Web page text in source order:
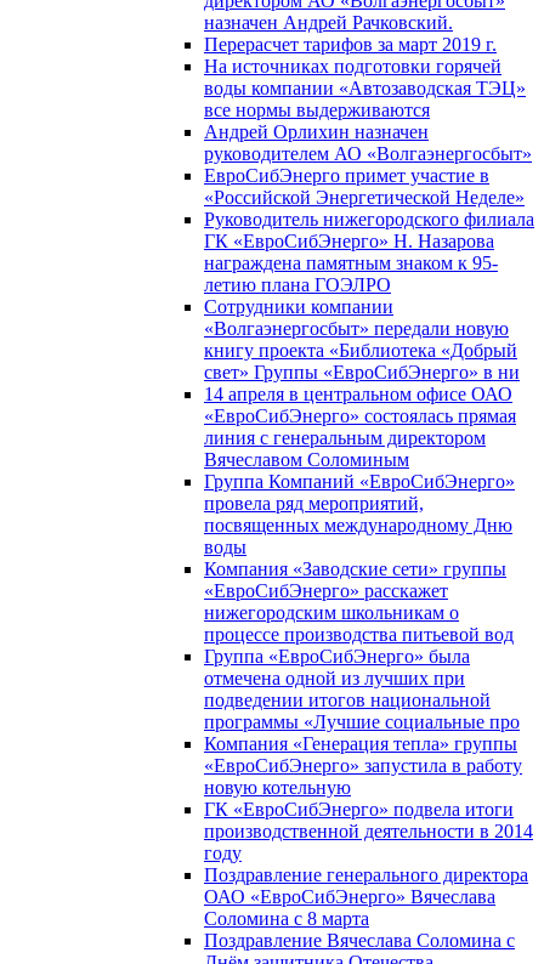
назначен Андрей Рачковский.
Перерасчет тарифов за март 2019 г.
На источниках подготовки горячей
воды компании «Автозаводская ТЭЦ»
все нормы выдерживаются
Андрей Орлихин назначен
руководителем АО «Волгаэнергосбыт»
ЕвроСибЭнерго примет участие в
«Российской Энергетической Неделе»
Руководитель нижегородского филиала
ГК «ЕвроСибЭнерго» Н. Назарова
награждена памятным знаком к 95-
летию плана ГОЭЛРО
Сотрудники компании
«Волгаэнергосбыт» передали новую
книгу проекта «Библиотека «Добрый
свет» Группы «ЕвроСибЭнерго» в ни
14 апреля в центральном офисе ОАО
«ЕвроСибЭнерго» состоялась прямая
линия с генеральным директором
Вячеславом Соломиным
Группа Компаний «ЕвроСибЭнерго»
провела ряд мероприятий,
посвященных международному Дню
воды
Компания «Заводские сети» группы
«ЕвроСибЭнерго» расскажет
нижегородским школьникам о
процессе производства питьевой вод
Группа «ЕвроСибЭнерго» была
отмечена одной из лучших при
подведении итогов национальной
программы «Лучшие социальные про
Компания «Генерация тепла» группы
«ЕвроСибЭнерго» запустила в работу
новую котельную
ГК «ЕвроСибЭнерго» подвела итоги
производственной деятельности в 2014
году
Поздравление генерального директора
ОАО «ЕвроСибЭнерго» Вячеслава
Соломина с 8 марта
Поздравление Вячеслава Соломина с